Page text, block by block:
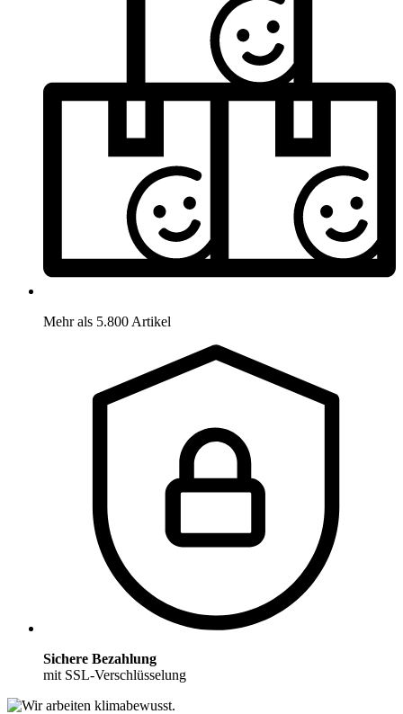
Mehr als 5.800 Artikel
Sichere Bezahlung
mit SSL-Verschlüsselung